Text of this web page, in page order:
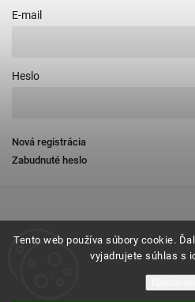
Tento web používa súbory cookie.
vyjadrujete súhlas s
E-mail
Heslo
Nová registrácia
Zabudnuté heslo
Favab.sk.
Grafický návrh vytvořil a